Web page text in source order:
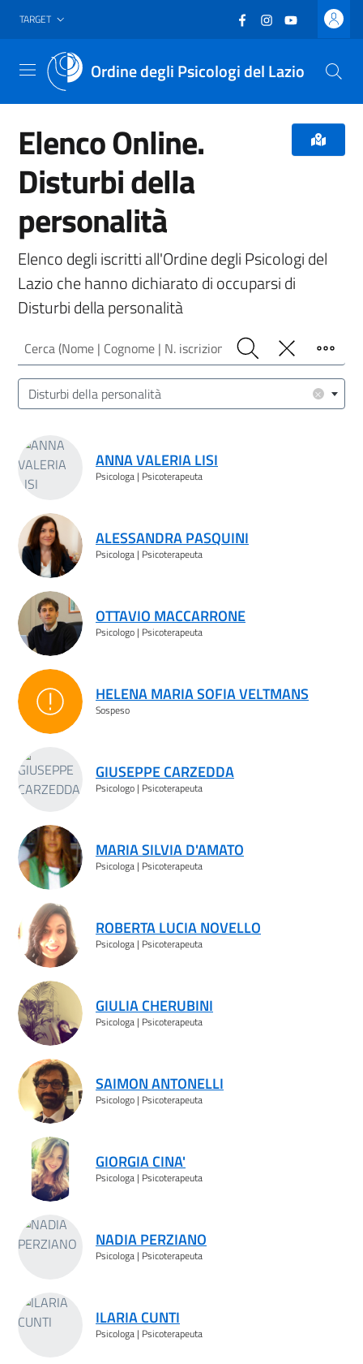
Vai al header
Vai al contenuto principale
Vai al footer
TARGET Facebook
(nuova scheda -
Instagram
(nuova scheda
YouTube
(nuova
Ordine degli Psicologi del Lazio
Menu
Elenco Online.
Disturbi della
personalità
Elenco degli iscritti all'Ordine degli Psicologi del
Lazio che hanno dichiarato di occuparsi di
Disturbi della personalità
Cerca (Nome | Cognome | N. iscrizione)
Cerca PulisciFiltro
Area/Target (Area Intervento | Target Utenza)
×
Disturbi della personalità
Risultati ricerca
ANNA VALERIA LISI
Psicologa | Psicoterapeuta
ALESSANDRA PASQUINI
Psicologa | Psicoterapeuta
OTTAVIO MACCARRONE
Psicologo | Psicoterapeuta
Sospeso
HELENA MARIA SOFIA VELTMANS
Sospeso
GIUSEPPE CARZEDDA
Psicologo | Psicoterapeuta
MARIA SILVIA D'AMATO
Psicologa | Psicoterapeuta
ROBERTA LUCIA NOVELLO
Psicologa | Psicoterapeuta
GIULIA CHERUBINI
Psicologa | Psicoterapeuta
SAIMON ANTONELLI
Psicologo | Psicoterapeuta
GIORGIA CINA'
Psicologa | Psicoterapeuta
NADIA PERZIANO
Psicologa | Psicoterapeuta
ILARIA CUNTI
Psicologa | Psicoterapeuta